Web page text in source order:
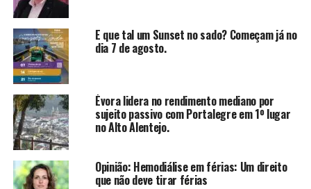
E que tal um Sunset no sado? Começam já no
dia 7 de agosto.
Évora lidera no rendimento mediano por
sujeito passivo com Portalegre em 1º lugar
no Alto Alentejo.
Opinião: Hemodiálise em férias: Um direito
que não deve tirar férias